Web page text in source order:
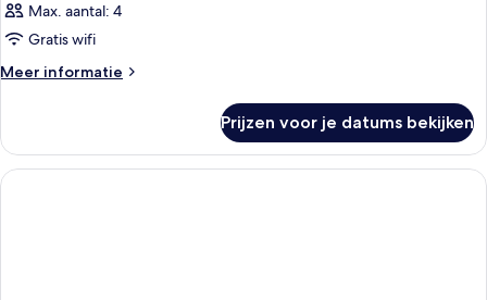
Max. aantal: 4
Gratis wifi
Meer informatie
Meer
Prijzen voor je datums bekijken